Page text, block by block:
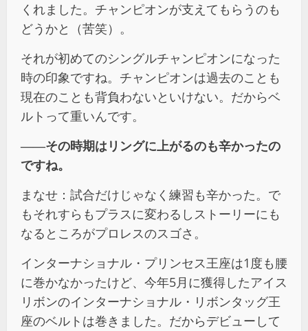
くれました。チャンピオンが支えてもらうのも
どうかと（苦笑）。
それが初めてのシングルチャンピオンになった
時の印象ですね。チャンピオンは過去のことも
現在のことも背負わないといけない。だからベ
ルトって重いんです。
――その時期はリングに上がるのも辛かったの
ですね。
まなせ：試合だけじゃなく練習も辛かった。で
もそれすらもプラスに変わるしストーリーにも
なるところがプロレスのスゴさ。
インターナショナル・プリンセス王座は1度も腰
に巻かなかったけど、今年5月に獲得したアイス
リボンのインターナショナル・リボンタッグ王
座のベルトは巻きました。だからデビューして